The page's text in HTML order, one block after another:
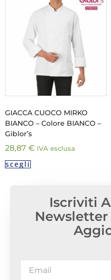
GIACCA CUOCO MIRKO
BIANCO – Colore BIANCO –
Giblor’s
28,87 € IVA esclusa
scegli
Iscriviti
Newsletter